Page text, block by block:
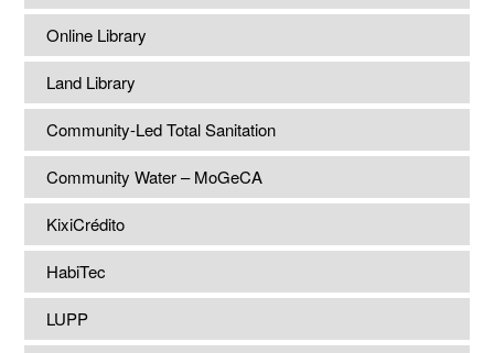
Online Library
Land Library
Community-Led Total Sanitation
Community Water – MoGeCA
KixiCrédito
HabiTec
LUPP